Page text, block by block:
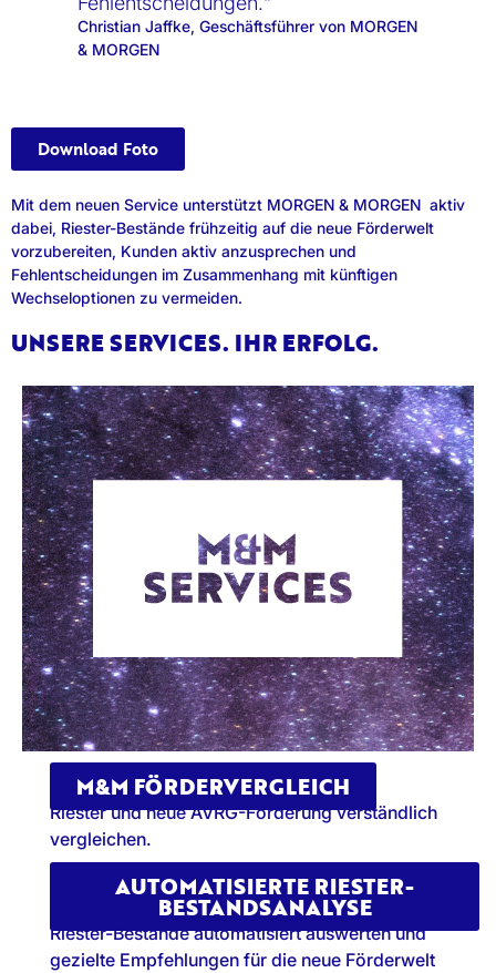
Christian Jaffke, Geschäftsführer von MORGEN
& MORGEN
Download Foto
Mit dem neuen Service unterstützt MORGEN & MORGEN aktiv
dabei, Riester-Bestände frühzeitig auf die neue Förderwelt
vorzubereiten, Kunden aktiv anzusprechen und
Fehlentscheidungen im Zusammenhang mit künftigen
Wechseloptionen zu vermeiden.
UNSERE SERVICES. IHR ERFOLG.
M&M FÖRDERVERGLEICH
Riester und neue AVRG-Förderung verständlich
vergleichen.
AUTOMATISIERTE RIESTER-
BESTANDSANALYSE
Riester-Bestände automatisiert auswerten und
gezielte Empfehlungen für die neue Förderwelt